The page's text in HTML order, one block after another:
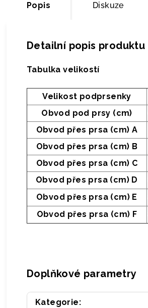
Popis Diskuze
Detailní popis produktu
Tabulka velikostí
Velikost podprsenky
Obvod pod prsy (cm)
Obvod přes prsa (cm) A
Obvod přes prsa (cm) B
Obvod přes prsa (cm) C
Obvod přes prsa (cm) D
Obvod přes prsa (cm) E
Obvod přes prsa (cm) F
Doplňkové parametry
Kategorie: